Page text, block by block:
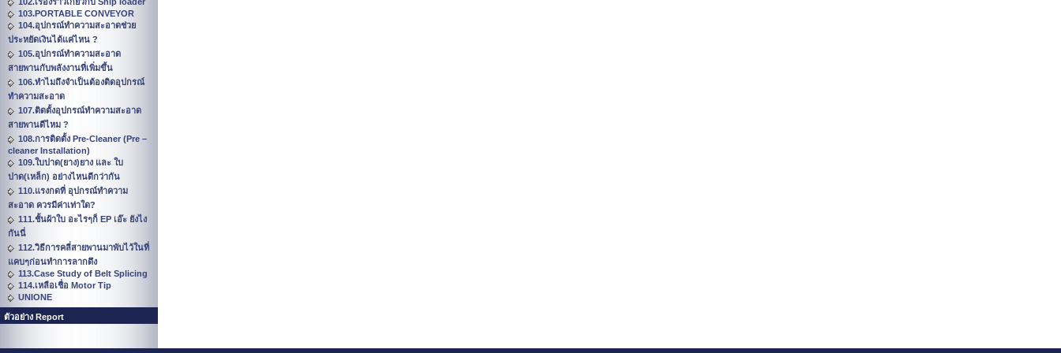
103.PORTABLE CONVEYOR
104.อุปกรณ์ทำความสะอาดช่วย
ประหยัดเงินได้แค่ไหน ?
105.อุปกรณ์ทำความสะอาด
สายพานกับพลังงานที่เพิ่มขึ้น
106.ทำไมถึงจำเป็นต้องติดอุปกรณ์
ทำความสะอาด
107.ติดตั้งอุปกรณ์ทำความสะอาด
สายพานดีไหม ?
108.การติดตั้ง Pre-Cleaner (Pre –
cleaner Installation)
109.ใบปาด(ยาง)ยาง และ ใบ
ปาด(เหล็ก) อย่างไหนดีกว่ากัน
110.แรงกดที่ อุปกรณ์ทำความ
สะอาด ควรมีค่าเท่าใด?
111.ชั้นผ้าใบ อะไรๆก็ EP เอ๊ะ ยังไง
กันนี่
112.วิธีการคลี่สายพานมาพับไว้ในที่
แคบๆก่อนทำการลากดึง
113.Case Study of Belt Splicing
114.เหลือเชื่อ Motor Tip
UNIONE
ตัวอย่าง Report